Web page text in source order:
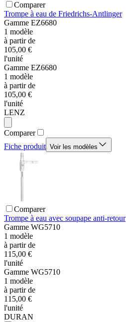
Comparer
Trompe à eau de Friedrichs-Antlinger
Gamme EZ6680
1 modèle
à partir de
105,00 €
l'unité
Gamme EZ6680
1 modèle
à partir de
105,00 €
l'unité
LENZ
Comparer
Fiche produit Voir les modèles
Comparer
Trompe à eau avec soupape anti-retour
Gamme WG5710
1 modèle
à partir de
115,00 €
l'unité
Gamme WG5710
1 modèle
à partir de
115,00 €
l'unité
DURAN